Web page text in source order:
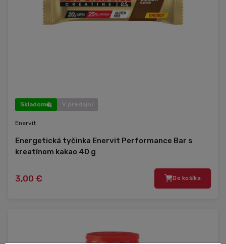
Skladom V predajni
Enervit
Energetická tyčinka Enervit Performance Bar s
kreatínom kakao 40 g
3,00 € Do košíka